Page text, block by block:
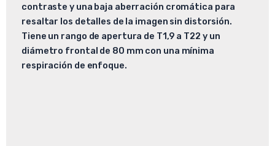
contraste y una baja aberración cromática para
resaltar los detalles de la imagen sin distorsión.
Tiene un rango de apertura de T1,9 a T22 y un
diámetro frontal de 80 mm con una mínima
respiración de enfoque.